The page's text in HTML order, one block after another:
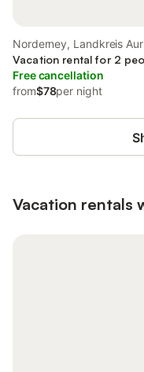
Norderney, Landkreis
Vacation rental for 2
Free cancellation
from$78per night
Vacation rentals